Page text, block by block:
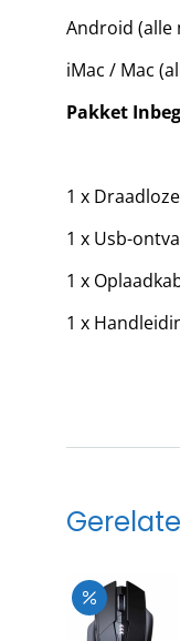
Android (alle
iMac / Mac
Pakket
1 x
1 x Usb-
1 x
1 x